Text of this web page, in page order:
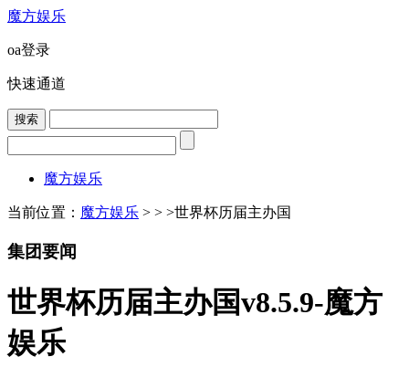
魔方娱乐
oa登录
快速通道
魔方娱乐
当前位置： 魔方娱乐 > > >世界杯历届主办国
集团要闻
世界杯历届主办国v8.5.9-魔方
娱乐